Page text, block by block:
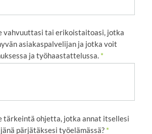
vahvuuttasi tai erikoistaitoasi, jotka
asiakaspalvelijan ja jotka voit
ja työhaastattelussa. *
tärkeintä ohjetta, jotka annat itsellesi
pärjätäksesi työelämässä? *